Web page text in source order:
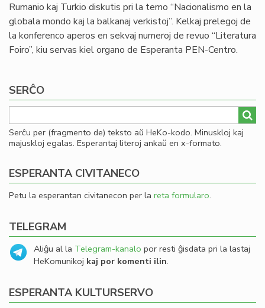
Rumanio kaj Turkio diskutis pri la temo “Nacionalismo en la
globala mondo kaj la balkanaj verkistoj”. Kelkaj prelegoj de
la konferenco aperos en sekvaj numeroj de revuo “Literatura
Foiro”, kiu servas kiel organo de Esperanta PEN-Centro.
SERĈO
Serĉu per (fragmento de) teksto aŭ HeKo-kodo. Minuskloj kaj
majuskloj egalas. Esperantaj literoj ankaŭ en x-formato.
ESPERANTA CIVITANECO
Petu la esperantan civitanecon per la reta formularo.
TELEGRAM
Aliĝu al la Telegram-kanalo por resti ĝisdata pri la lastaj
HeKomunikoj kaj por komenti ilin.
ESPERANTA KULTURSERVO